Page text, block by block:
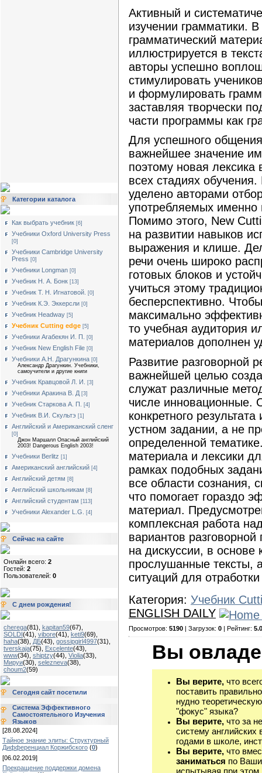
Категории каталога
Как выбрать учебник [6]
Учебники Oxford University Press
[0]
Учебники Cambridge University
Press [0]
Учебники Longman [0]
Учебник Н. А. Бонк [13]
Учебник Т. Н. Игнатовой. [0]
Учебник К.Э. Эккерсли [0]
Учебник Headway [5]
Учебник Cutting edge [5]
Учебники Агабекян И. П. [0]
Учебник New English File [0]
Учебники А.Н. Драгункина [0]
Александр Драгункин. Учебники,
самоучители и другие книги
Учебник Кравцовой Л. И. [3]
Учебники Аракина В. Д [3]
Учебник Старкова А. П. [4]
Учебник В.И. Скультэ [1]
Английский и Американский сленг
[0]
Джон Маршалл Опасный английский
2003! Dangerous English 2003!
Учебники Berlitz [1]
Американский английский [4]
Английский детям [8]
Английский школьникам [8]
Английский студентам [113]
Учебники Alexander L.G. [4]
Сейчас на сайте
Онлайн всего: 2
Гостей: 2
Пользователей: 0
С днем рождения!
cherega(81) kapitan59(67)
SOLDI(41) vibore(41) keti9(69)
haha(38) ДБ(43) gossipgirl4997(31)
tverskaja(75) Excelente(43)
www(34) shiptzy(44) Violia(33)
Мируи(30) selezneva(38)
choum2(59)
Сегодня сайт посетили
Система Эффективного
Самостоятельного Изучения
Языков
[28.08.2024]
Тайное знание элиты: Структурный
Дифференциал Коржибского (0)
[06.02.2019]
Прекращение поддержки домена
Активный и
изучении грамматики.
грамматический
иллюстрируется в
авторы успешно
стимулировать
и формулировать
заставляя творчески
части программы как
Для успешного
важнейшее значение
поэтому новая лексика
всех стадиях
уделено авторами
употребляемых именно
Помимо этого, New
на развитии навыков
выражения и клише.
речи очень широко
готовых блоков и
учиться этому
бесперспективно.
максимально
то учебная аудитория
материалов дополнен
Развитие разговорной
важнейшей целью
служат различные
числе инновационные.
конкретного
устном задании, а не
определенной
материала и лексики
рамках подобных
все области сознания,
что помогает гораздо
материал.
комплексная работа
вариантов
на дискуссии, в основе
прослушанные тексты,
ситуаций для
Категория: Учебник
ENGLISH DAILY
Просмотров: 5190 | Загрузок: 0 | Рейтинг: 5.0
Вы
Вы верите, что
поставить
нудно
"фокус" языка?
Вы верите, что за
систему
годами в школе,
Вы верите, что
заниматься по
испытывая при этом